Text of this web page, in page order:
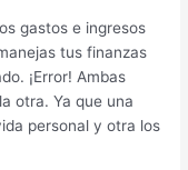
gastos e ingresos
tus finanzas
¡Error! Ambas
otra. Ya que una
personal y otra los